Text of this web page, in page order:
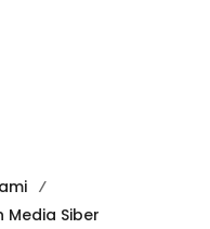
Media Siber